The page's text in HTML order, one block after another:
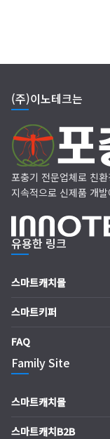
(주)이노테크는
포충기 전문업체로 친
지속적으로 신제품 개
유용한 링크
스마트캐치몰
스마트키퍼
FAQ
Family Site
스마트캐치몰
스마트캐치B2B